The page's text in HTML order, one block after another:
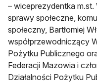
– wiceprezydentka
sprawy społeczne,
społeczny, Bartłomiej
współprzewodniczący
Pożytku Publicznego
Federacji Mazowia i
Działalności Pożytku